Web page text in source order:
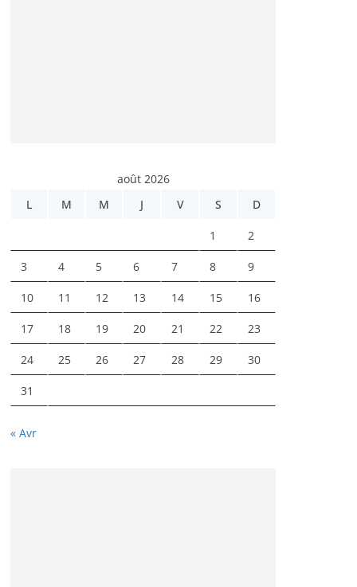
août 2026
L
M M J V S D
1 2
3 4 5 6 7 8 9
10 11 12 13 14 15 16
17 18 19 20 21 22 23
24 25 26 27 28 29 30
31
« Avr